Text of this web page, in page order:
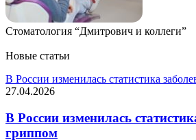
Стоматология “Дмитрович и коллеги”
Новые статьи
В России изменилась статистика
27.04.2026
В России изменилась
гриппом